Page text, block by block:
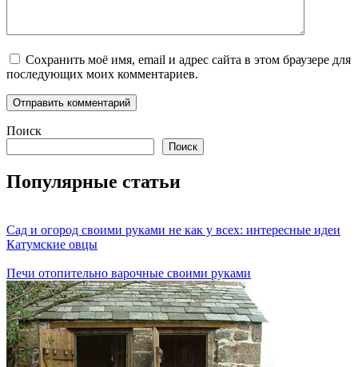
Сохранить моё имя, email и адрес сайта в этом браузере для
последующих моих комментариев.
Поиск
Поиск
Популярные статьи
Сад и огород своими руками не как у всех: интересные идеи
Катумские овцы
Печи отопительно варочные своими руками